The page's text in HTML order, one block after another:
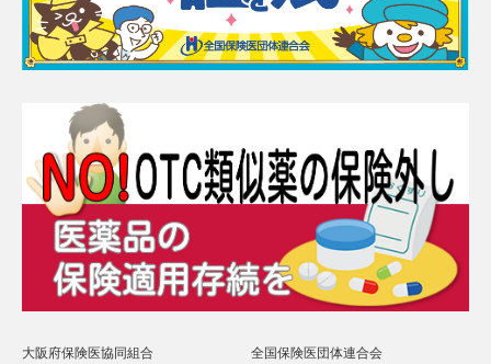
大阪府保険医協同組合 全国保険医団体連合会